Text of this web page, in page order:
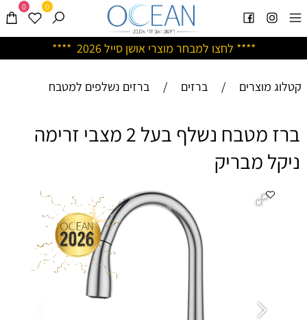
**** לחצו למבחר מוצרי אושן סייל 2026 ****
0 0
קטלוג מוצרים / ברזים / ברזים נשלפים למטבח
ברז מטבח נשלף בעל 2 מצבי זרימה
ניקל מבריק